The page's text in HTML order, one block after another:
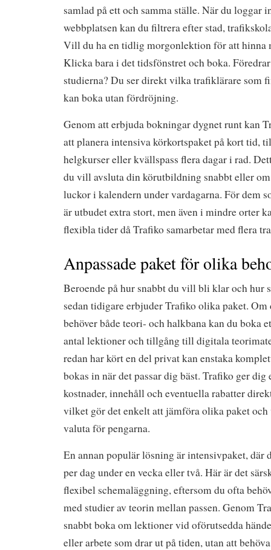
samlad på ett och samma ställe. När du loggar
webbplatsen kan du filtrera efter stad,
Vill du ha en tidlig morgonlektion för att hinna
Klicka bara i det tidsfönstret och boka.
studierna? Du ser direkt vilka trafiklärare som
kan boka utan fördröjning.
Genom att erbjuda bokningar dygnet runt kan
att planera intensiva körkortspaket på kort tid,
helgkurser eller kvällspass flera dagar i rad.
du vill avsluta din körutbildning snabbt eller om
luckor i kalendern under vardagarna. För dem
är utbudet extra stort, men även i mindre orter
flexibla tider då Trafiko samarbetar med flera
Anpassade paket för olika
Beroende på hur snabbt du vill bli klar och hur
sedan tidigare erbjuder Trafiko olika paket. Om
behöver både teori- och halkbana kan du boka
antal lektioner och tillgång till digitala
redan har kört en del privat kan enstaka
bokas in när det passar dig bäst. Trafiko ger dig
kostnader, innehåll och eventuella rabatter
vilket gör det enkelt att jämföra olika paket och
valuta för pengarna.
En annan populär lösning är intensivpaket, där
per dag under en vecka eller två. Här är det
flexibel schemaläggning, eftersom du ofta
med studier av teorin mellan passen. Genom
snabbt boka om lektioner vid oförutsedda
eller arbete som drar ut på tiden, utan att